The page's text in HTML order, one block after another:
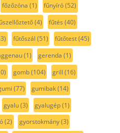
főzőzóna (1) fűnyíró(52)
(4) fűtés (40)
fűtőszál (51) fűtőtest(45)
(1) gerenda (1)
gomb(104) grill (16)
(77) gumibak(14)
gyalu(3) gyalugép(1)
(2) gyorstokmány(3)